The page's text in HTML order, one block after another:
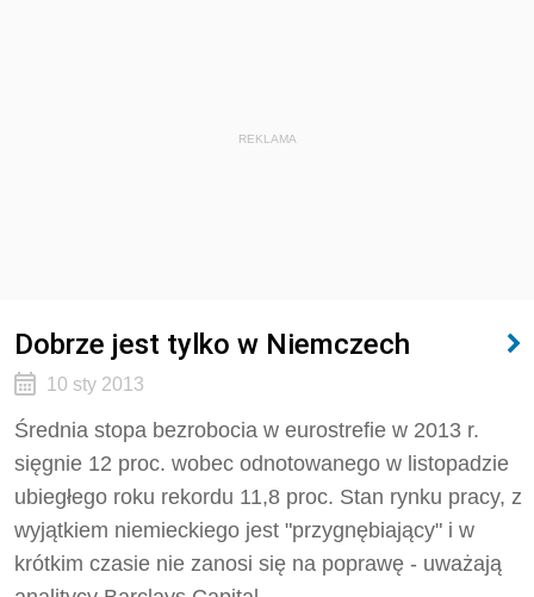
REKLAMA
Dobrze jest tylko w Niemczech
10 sty 2013
Średnia stopa bezrobocia w eurostrefie w 2013 r.
sięgnie 12 proc. wobec odnotowanego w listopadzie
ubiegłego roku rekordu 11,8 proc. Stan rynku pracy, z
wyjątkiem niemieckiego jest "przygnębiający" i w
krótkim czasie nie zanosi się na poprawę - uważają